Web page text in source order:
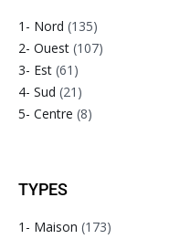
1- Nord (135)
2- Ouest (107)
3- Est (61)
4- Sud (21)
5- Centre (8)
TYPES
1- Maison (173)